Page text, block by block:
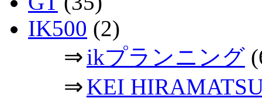
IK500 (2)
⇒ikプランニング
⇒KEI